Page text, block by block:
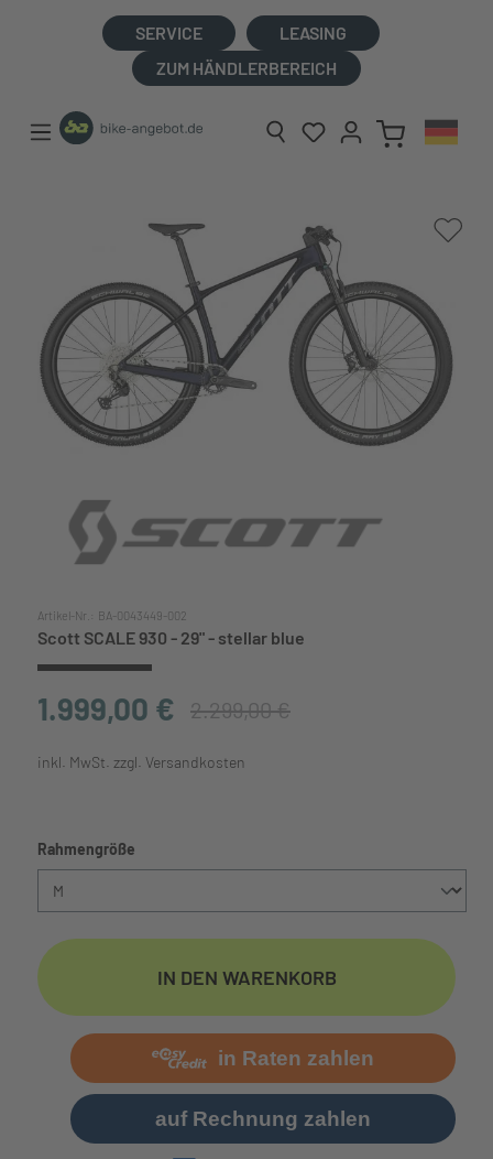
SERVICE
LEASING
ZUM HÄNDLERBEREICH
Bildergalerie überspringen
Artikel-Nr.: BA-0043449-002
Scott SCALE 930 - 29" - stellar blue
1.999,00 € 2.299,00 €
inkl. MwSt. zzgl. Versandkosten
Rahmengröße
IN DEN WARENKORB